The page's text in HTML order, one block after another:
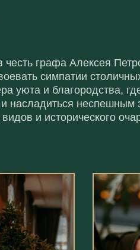
честь графа Алексея
симпатии
уюта и благородства,
и насладиться
и исторического